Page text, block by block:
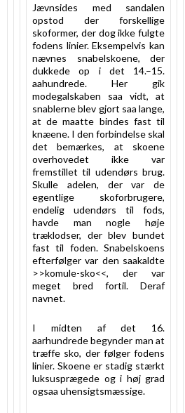
Jævnsides med sandalen
opstod der forskellige
skoformer, der dog ikke fulgte
fodens linier. Eksempelvis kan
nævnes snabelskoene, der
dukkede op i det 14.–15.
aahundrede. Her gik
modegalskaben saa vidt, at
snablerne blev gjort saa lange,
at de maatte bindes fast til
knæene. I den forbindelse skal
det bemærkes, at skoene
overhovedet ikke var
fremstillet til udendørs brug.
Skulle adelen, der var de
egentlige skoforbrugere,
endelig udendørs til fods,
havde man nogle høje
træklodser, der blev bundet
fast til foden. Snabelskoens
efterfølger var den saakaldte
>>komule-sko<<, der var
meget bred fortil. Deraf
navnet.
I midten af det 16.
aarhundrede begynder man at
træffe sko, der følger fodens
linier. Skoene er stadig stærkt
luksusprægede og i høj grad
ogsaa uhensigtsmæssige.